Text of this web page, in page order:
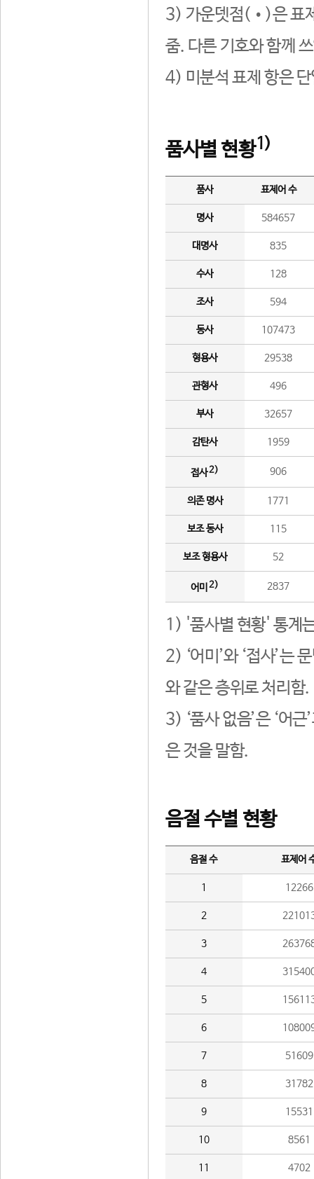
3) 가운뎃점(•)은 표
줌. 다른 기호와 함께
4) 미분석 표제 항은
품사별 현황1)
품사 표제어 수
명사 584657
대명사 835
수사 128
조사 594
동사 107473
형용사 29538
관형사 496
부사 32657
감탄사 1959
접사2) 906
의존 명사 1771
보조 동사 115
보조 형용사 52
어미 2) 2837
1) '품사별 현황' 통계
2) ‘어미’와 ‘접사’는
와 같은 층위로 처리함.
3) ‘품사 없음’은 ‘어
은 것을 말함.
음절 수별 현황
음절 수 표제어
1 12266
2
3
4
5
6
7 51609
8 31782
9 15531
10 8561
11 4702